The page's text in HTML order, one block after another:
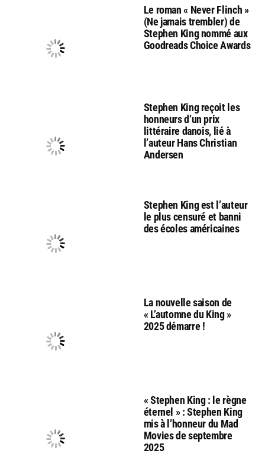
Le roman « Never Flinch »
(Ne jamais trembler) de
Stephen King nommé aux
Goodreads Choice Awards
Stephen King reçoit les
honneurs d’un prix
littéraire danois, lié à
l’auteur Hans Christian
Andersen
Stephen King est l’auteur
le plus censuré et banni
des écoles américaines
La nouvelle saison de
« L’automne du King »
2025 démarre !
« Stephen King : le règne
éternel » : Stephen King
mis à l’honneur du Mad
Movies de septembre
2025